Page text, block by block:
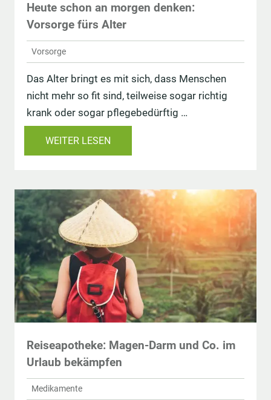
Heute schon an morgen denken:
Vorsorge fürs Alter
Vorsorge
Das Alter bringt es mit sich, dass Menschen
nicht mehr so fit sind, teilweise sogar richtig
krank oder sogar pflegebedürftig …
WEITER LESEN
Reiseapotheke: Magen-Darm und Co. im
Urlaub bekämpfen
Medikamente